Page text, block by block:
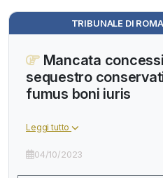
TRIBUNALE DI
Mancata
sequestro
fumus boni iuris
Leggi tutto
04/10/2023